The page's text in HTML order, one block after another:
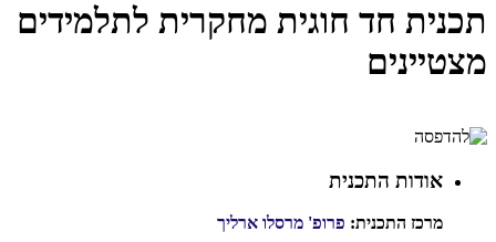
תכנית חד חוגית מחקרית לתלמידים
מצטיינים
אודות התכנית
מרכז התכנית: פרופ' מרסלו ארליך